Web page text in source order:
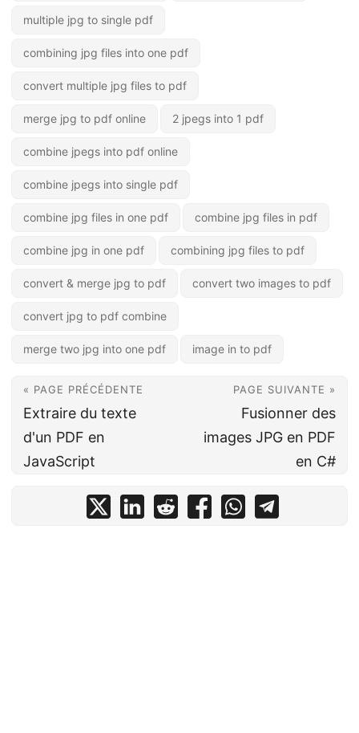
multiple jpg to single pdf
combining jpg files into one pdf
convert multiple jpg files to pdf
merge jpg to pdf online 2 jpegs into 1 pdf
combine jpegs into pdf online
combine jpegs into single pdf
combine jpg files in one pdf combine jpg files in pdf
combine jpg in one pdf combining jpg files to pdf
convert & merge jpg to pdf convert two images to pdf
convert jpg to pdf combine
merge two jpg into one pdf image in to pdf
« PAGE PRÉCÉDENTE
Extraire du texte
d'un PDF en
JavaScript
PAGE SUIVANTE »
Fusionner des
images JPG en PDF
en C#